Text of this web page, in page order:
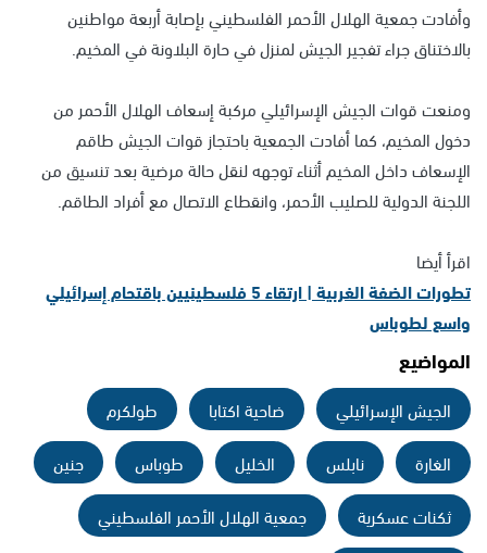
وأفادت جمعية الهلال الأحمر الفلسطيني بإصابة أربعة مواطنين
بالاختناق جراء تفجير الجيش لمنزل في حارة البلاونة في المخيم.
ومنعت قوات الجيش الإسرائيلي مركبة إسعاف الهلال الأحمر من
دخول المخيم، كما أفادت الجمعية باحتجاز قوات الجيش طاقم
الإسعاف داخل المخيم أثناء توجهه لنقل حالة مرضية بعد تنسيق من
اللجنة الدولية للصليب الأحمر، وانقطاع الاتصال مع أفراد الطاقم.
اقرأ أيضا
تطورات الضفة الغربية | ارتقاء 5 فلسطينيين باقتحام إسرائيلي
واسع لطوباس
المواضيع
الجيش الإسرائيلي ضاحية اكتابا
طولكرم
الغارة
نابلس الخليل طوباس
جنين
ثكنات عسكرية
جمعية الهلال الأحمر الفلسطيني